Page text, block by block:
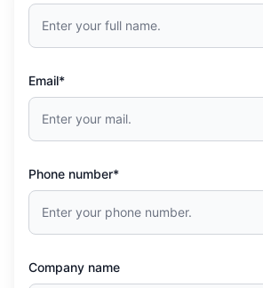
Email*
Phone number*
Company name